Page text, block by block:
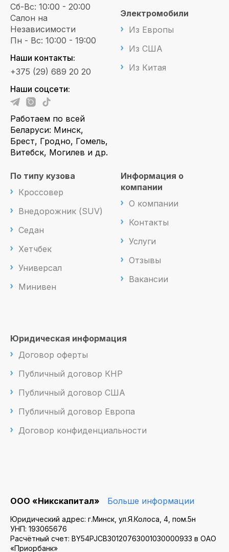
Сб-Вс: 10:00 - 20:00
Салон на
Независимости
Пн - Вс: 10:00 - 19:00
Наши контакты:
+375 (29) 689 20 20
Наши соцсети:
Работаем по всей
Беларуси: Минск,
Брест, Гродно, Гомель,
Витебск, Могилев и др.
Электромобили
Из Европы
Из США
Из Китая
По типу кузова
Кроссовер
Внедорожник (SUV)
Седан
Хетчбек
Универсал
Минивен
Информация о
компании
О компании
Контакты
Услуги
Отзывы
Вакансии
Юридическая информация
Договор оферты
Публичный договор КНР
Публичный договор США
Публичный договор Европа
Договор конфиденциальности
ООО «Никскапитал» Больше информации
Юридический адрес: г.Минск, ул.Я.Колоса, 4, пом.5н
УНП: 193065676
Расчётный счет: BY54PJCB30120763001030000933 в ОАО
«Приорбанк»